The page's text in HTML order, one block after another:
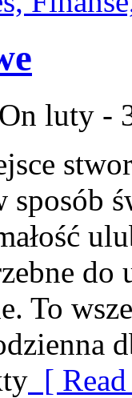
On luty -
do
To
[